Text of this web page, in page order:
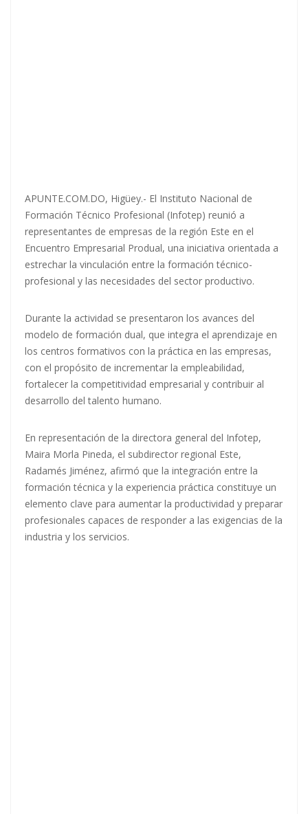
APUNTE.COM.DO, Higüey.- El Instituto Nacional de
Formación Técnico Profesional (Infotep) reunió a
representantes de empresas de la región Este en el
Encuentro Empresarial Produal, una iniciativa orientada a
estrechar la vinculación entre la formación técnico-
profesional y las necesidades del sector productivo.
Durante la actividad se presentaron los avances del
modelo de formación dual, que integra el aprendizaje en
los centros formativos con la práctica en las empresas,
con el propósito de incrementar la empleabilidad,
fortalecer la competitividad empresarial y contribuir al
desarrollo del talento humano.
En representación de la directora general del Infotep,
Maira Morla Pineda, el subdirector regional Este,
Radamés Jiménez, afirmó que la integración entre la
formación técnica y la experiencia práctica constituye un
elemento clave para aumentar la productividad y preparar
profesionales capaces de responder a las exigencias de la
industria y los servicios.